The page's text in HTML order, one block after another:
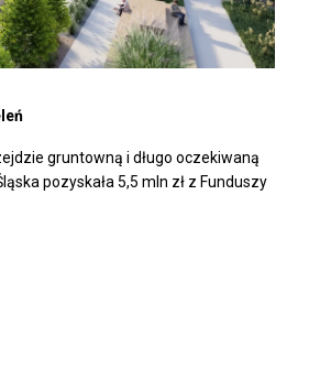
gruntowną i długo oczekiwaną
pozyskała 5,5 mln zł z Funduszy